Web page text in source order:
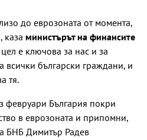
до еврозоната от момента,
каза министърът на финансите
цел е ключова за нас и за
всички български граждани, и
тя.
февруари България покри
в еврозоната и припомни,
БНБ Димитър Радев